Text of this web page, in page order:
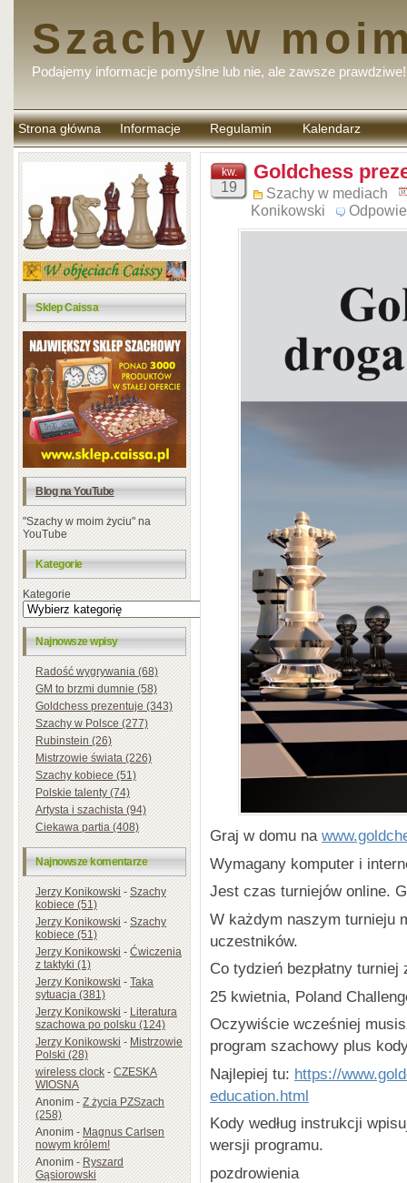
Szachy w
Podajemy informacje pomyślne lub nie, ale zawsze prawdziwe!
Strona główna Informacje Regulamin
komentarzy
Kalendarz
Sklep Caissa
Blog na YouTube
"Szachy w moim życiu" na
YouTube
Kategorie
Kategorie
Najnowsze wpisy
Radość wygrywania (68)
GM to brzmi dumnie (58)
Goldchess prezentuje (343)
Szachy w Polsce (277)
Rubinstein (26)
Mistrzowie świata (226)
Szachy kobiece (51)
Polskie talenty (74)
Artysta i szachista (94)
Ciekawa partia (408)
Najnowsze komentarze
Jerzy Konikowski-Szachy
kobiece (51)
Jerzy Konikowski-Szachy
kobiece (51)
Jerzy Konikowski-Ćwiczenia
z taktyki (1)
Jerzy Konikowski-Taka
sytuacja (381)
Jerzy Konikowski-Literatura
szachowa po polsku (124)
Jerzy Konikowski-Mistrzowie
Polski (28)
wireless clock-CZESKA
WIOSNA
Anonim-Z życia PZSzach
(258)
Anonim-Magnus Carlsen
nowym królem!
Anonim-Ryszard
Gąsiorowski
kw.
19
Goldchess
Szachy w mediach
Konikowski
Graj w domu na
Wymagany komputer i
Jest czas turniejów online.
W każdym naszym turnieju
uczestników.
Co tydzień bezpłatny
25 kwietnia, Poland
Oczywiście wcześniej
program szachowy plus
Najlepiej tu: https://
education.html
Kody według instrukcji
wersji programu.
pozdrowienia